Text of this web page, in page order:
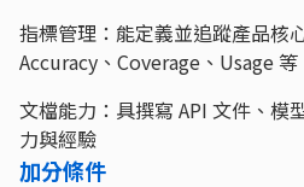
指標管理：能定義並追蹤產品核
Accuracy、Coverage、Usage 等
文檔能力：具撰寫 API 文件、模
力與經驗
加分條件